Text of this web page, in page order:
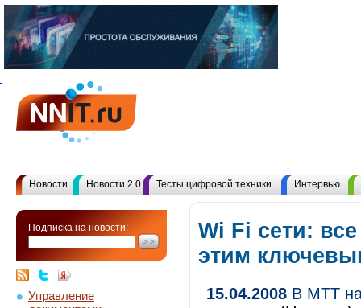
Новости Новости 2.0 Тесты цифровой техники Интервью
Подписка на новости:
Управление
Wi Fi сети:
этим
15.04.2008 В МТТ